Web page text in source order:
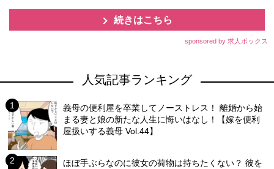
続きはこちら
sponsored by 求人ボックス
人気記事ランキング
義母の便利屋を卒業してノーストレス！ 離婚から始
まる妻と娘の新たな人生に悔いはなし！【嫁を便利
屋扱いする義母 Vol.44】
ほぼ手ぶらなのに彼女の荷物は持ちたくない？ 彼を